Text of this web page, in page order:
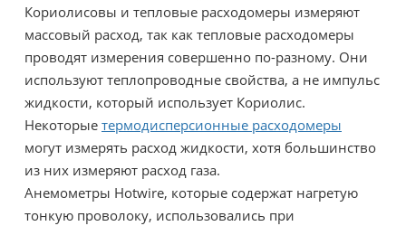
Кориолисовы и тепловые расходомеры измеряют
массовый расход, так как тепловые расходомеры
проводят измерения совершенно по-разному. Они
используют теплопроводные свойства, а не импульс
жидкости, который использует Кориолис.
Некоторые термодисперсионные расходомеры
могут измерять расход жидкости, хотя большинство
из них измеряют расход газа.
Анемометры Hotwire, которые содержат нагретую
тонкую проволоку, использовались при